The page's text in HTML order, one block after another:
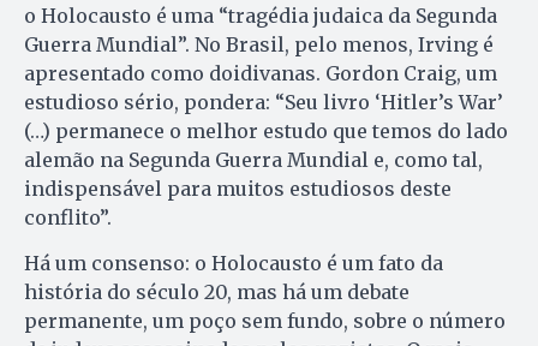
o Holocausto é uma “tragédia judaica da Segunda
Guerra Mundial”. No Brasil, pelo menos, Irving é
apresentado como doidivanas. Gordon Craig, um
estudioso sério, pondera: “Seu livro ‘Hitler’s War’
(…) permanece o melhor estudo que temos do lado
alemão na Segunda Guerra Mundial e, como tal,
indispensável para muitos estudiosos deste
conflito”.
Há um consenso: o Holocausto é um fato da
história do século 20, mas há um debate
permanente, um poço sem fundo, sobre o número